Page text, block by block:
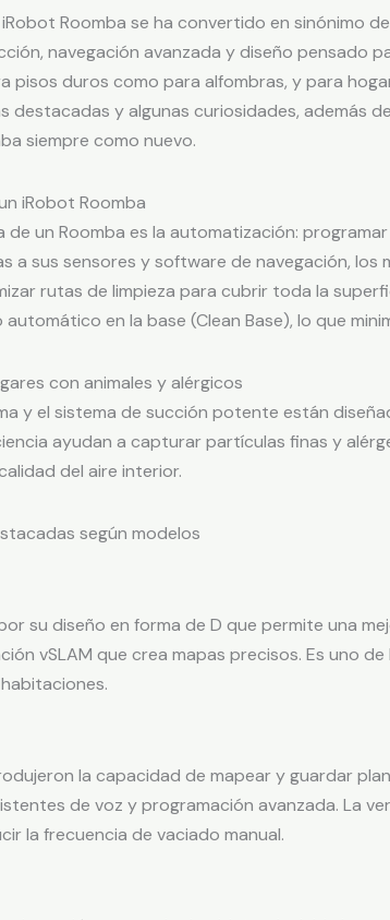
Roomba se ha convertido en sinónimo
navegación avanzada y diseño pensado
pisos duros como para alfombras, y para
destacadas y algunas curiosidades, además
siempre como nuevo.
iRobot Roomba
de un Roomba es la automatización:
a sus sensores y software de navegación,
rutas de limpieza para cubrir toda la
en la base (Clean Base), lo que
con animales y alérgicos
y el sistema de succión potente están
ayudan a capturar partículas finas y
del aire interior.
según modelos
su diseño en forma de D que permite una
vSLAM que crea mapas precisos. Es uno
la capacidad de mapear y guardar
de voz y programación avanzada. La
la frecuencia de vaciado manual.